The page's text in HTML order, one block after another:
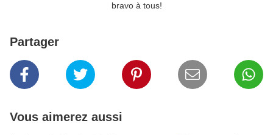
bravo à tous!
Partager
Vous aimerez aussi